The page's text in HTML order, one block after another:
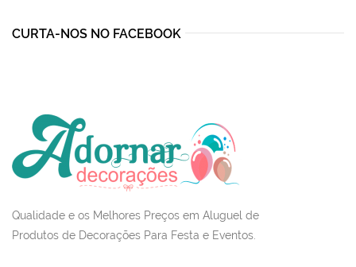
CURTA-NOS NO FACEBOOK
Qualidade e os Melhores Preços em Aluguel de
Produtos de Decorações Para Festa e Eventos.